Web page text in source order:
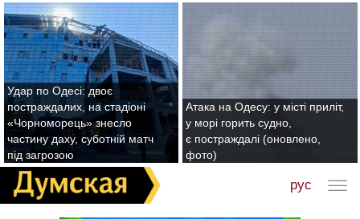
Удар по Одесі: двоє
постраждалих, на стадіоні
«Чорноморець» знесло
частину даху, суботній матч
під загрозою
Атака на Одесу: у місті приліт,
у морі горить судно,
є постраждалі (оновлено,
фото)
рус